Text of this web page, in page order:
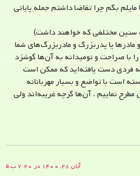
بگم چرا تقاضا داشتم جمله پایانی
سنین مختلفی که خواهند داشت)
مادر‌ها یا پدربزرگ و مادربزرگ‌های شما
با صراحت و نومیدانه به آن‌ها گوشزد
فردی دست یافته‌اید که ممکن است
است با تواضع و بسیار مهربانانه
مطرح نماییم . آن‌ها گرچه غریبه‌اند ولی
آبان ۲۸, ۱۴۰۰ در ۷:۲۰ ب.ظ